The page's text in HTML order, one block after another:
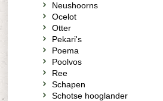
Neushoorns
Ocelot
Otter
Pekari's
Poema
Poolvos
Ree
Schapen
Schotse hooglander